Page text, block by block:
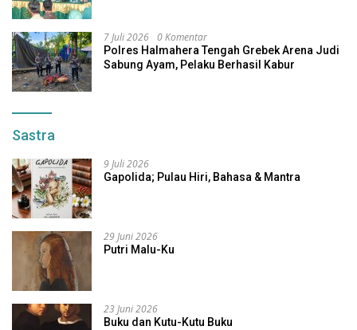
7 Juli 2026 0 Komentar
Polres Halmahera Tengah Grebek Arena Judi
Sabung Ayam, Pelaku Berhasil Kabur
Sastra
9 Juli 2026
Gapolida; Pulau Hiri, Bahasa & Mantra
29 Juni 2026
Putri Malu-Ku
23 Juni 2026
Buku dan Kutu-Kutu Buku